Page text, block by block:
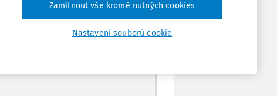
Máte předplatné? Přihlaste se
Nastavení souborů cookie
Zamítnout vše kromě nutných cookies